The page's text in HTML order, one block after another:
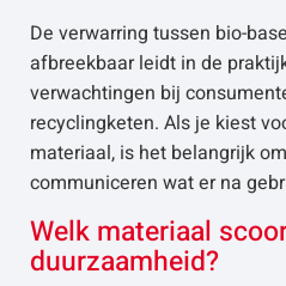
De verwarring tussen bio-
afbreekbaar leidt in de
verwachtingen bij
recyclingketen. Als je kiest
materiaal, is het belangrijk
communiceren wat er na
Welk materiaal
duurzaamheid?